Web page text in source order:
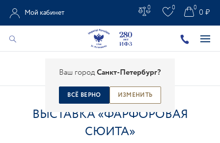
Ваш городСанкт-Петербург?
ВСЁ ВЕРНО ИЗМЕНИТЬ
Мой кабинет
0 0 0 ₽
0
Выставка «ФАРФОРОВАЯ СЮИТА»
ВЫСТАВКА «ФАРФОРОВАЯ
СЮИТА»